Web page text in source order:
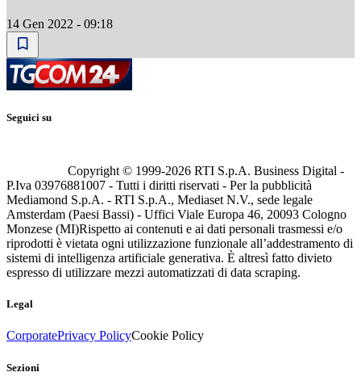
14 Gen 2022 - 09:18
Seguici su
Copyright © 1999-2026 RTI S.p.A. Business Digital -
P.Iva 03976881007 - Tutti i diritti riservati - Per la pubblicità
Mediamond S.p.A. - RTI S.p.A., Mediaset N.V., sede legale
Amsterdam (Paesi Bassi) - Uffici Viale Europa 46, 20093 Cologno
Monzese (MI)Rispetto ai contenuti e ai dati personali trasmessi e/o
riprodotti è vietata ogni utilizzazione funzionale all’addestramento di
sistemi di intelligenza artificiale generativa. È altresì fatto divieto
espresso di utilizzare mezzi automatizzati di data scraping.
Legal
CorporatePrivacy PolicyCookie Policy
Sezioni